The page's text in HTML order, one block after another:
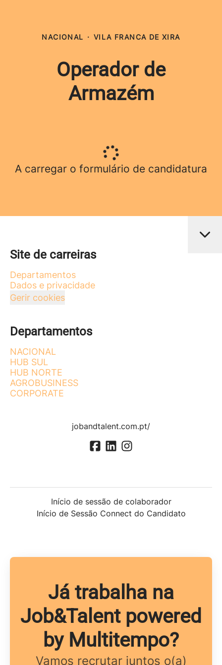
NACIONAL · VILA FRANCA DE XIRA
Operador de
Armazém
A carregar o formulário de candidatura
Site de carreiras
Departamentos
Dados e privacidade
Gerir cookies
Departamentos
NACIONAL
HUB SUL
HUB NORTE
AGROBUSINESS
CORPORATE
jobandtalent.com.pt/
Início de sessão de colaborador
Início de Sessão Connect do Candidato
Já trabalha na
Job&Talent powered
by Multitempo?
Vamos recrutar juntos o(a)